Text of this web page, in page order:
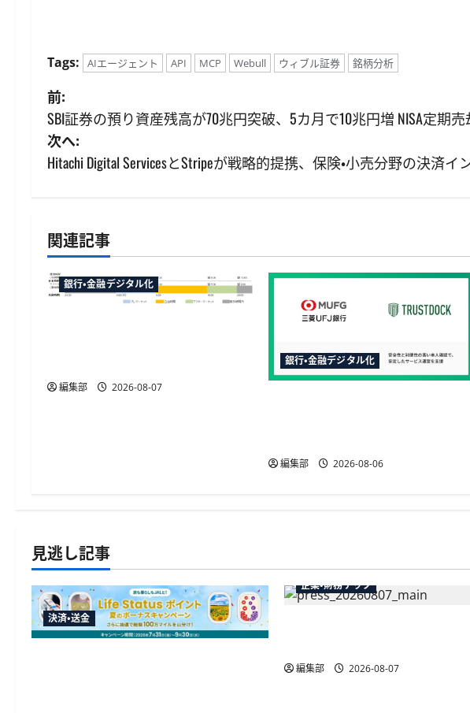
Tags: AIエージェント API MCP Webull ウィブル証券 銘柄分析
投
稿
ナ
ゲ
ー
シ
前:
SBI証券の預り資産残高が70兆円突破、5カ月で10兆円増 NISA定期
次へ:
Hitachi Digital ServicesとStripeが戦略的提携、保険・小売分野の決済イ
関連記事
銀行・金融デジタル化
編集部 2026-08-07
銀行・金融デジタル化
編集部 2026-08-06
見逃し記事
決済・送金
企業・財務テック
編集部 2026-08-07